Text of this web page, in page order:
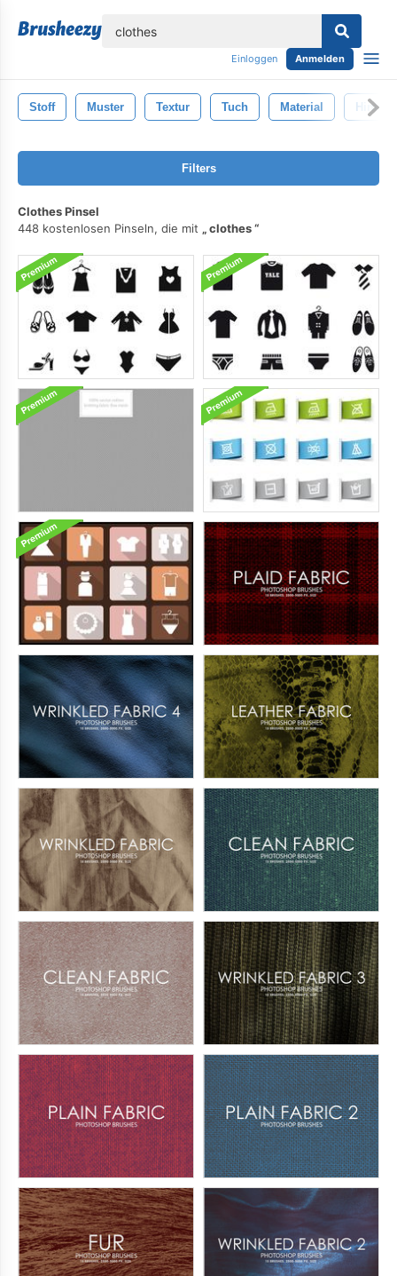
Einloggen Anmelden
Stoff Muster Textur Tuch Material
Filters
Clothes Pinsel
448 kostenlosen Pinseln, die mit
clothes